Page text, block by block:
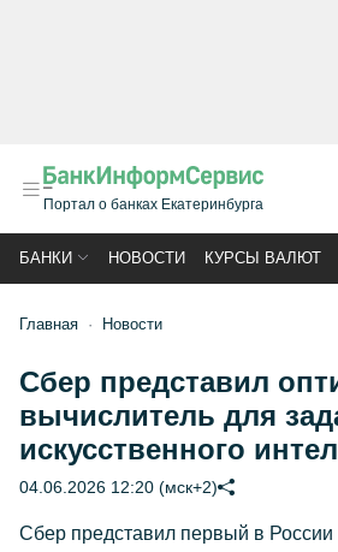
Портал о банках Екатеринбурга
БАНКИ НОВОСТИ КУРСЫ ВАЛЮТ
Главная Новости
Сбер представил
вычислитель для
искусственного
04.06.2026 12:20 (мск+2)
Сбер представил первый в России